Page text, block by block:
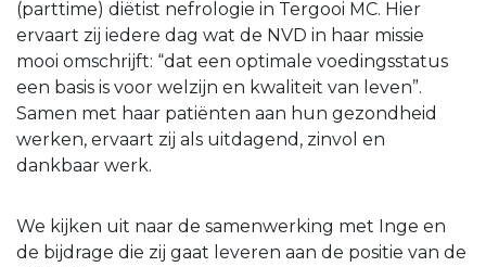
(parttime) diëtist nefrologie in Tergooi MC. Hier
ervaart zij iedere dag wat de NVD in haar missie
mooi omschrijft: “dat een optimale voedingsstatus
een basis is voor welzijn en kwaliteit van leven”.
Samen met haar patiënten aan hun gezondheid
werken, ervaart zij als uitdagend, zinvol en
dankbaar werk.
We kijken uit naar de samenwerking met Inge en
de bijdrage die zij gaat leveren aan de positie van de